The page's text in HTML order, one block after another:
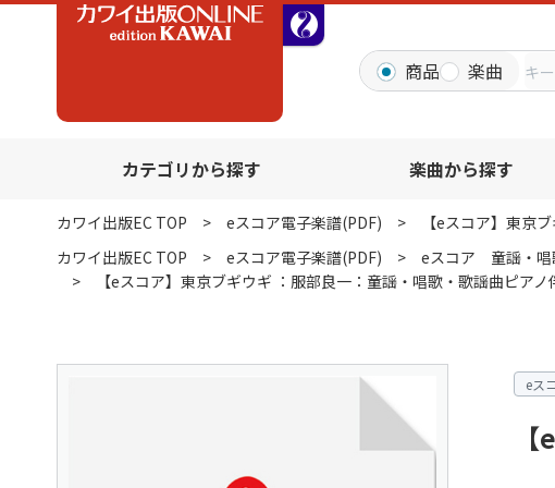
商品 楽曲
カテゴリから探す 楽曲から探す
カワイ出版EC TOP eスコア電子楽譜(PDF)
【eスコア】東京
カワイ出版EC TOP
eスコア電子楽譜(PDF) eスコア 童謡・唱
【eスコア】東京ブギウギ ：服部良一：童謡・唱歌・歌謡曲ピアノ
eス